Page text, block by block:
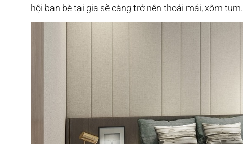
hội bạn bè tại gia sẽ càng trở nên thoải mái, xôm tụm.